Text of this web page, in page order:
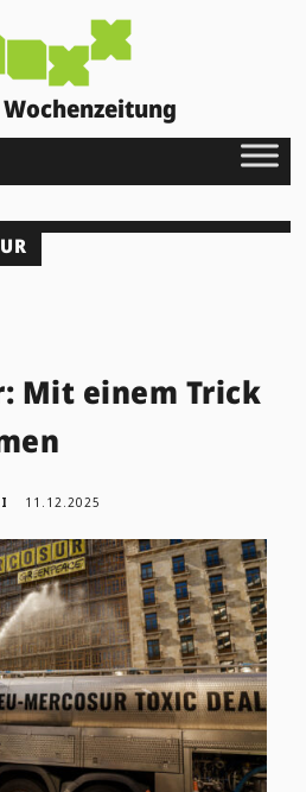
Mit einem Trick
11.12.2025